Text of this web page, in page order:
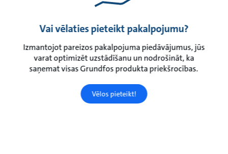
Vai vēlaties pieteikt pakalpojumu?
Izmantojot pareizos pakalpojuma piedāvājumus, jūs
varat optimizēt uzstādīšanu un nodrošināt, ka
saņemat visas Grundfos produkta priekšrocības.
Vēlos pieteikt!